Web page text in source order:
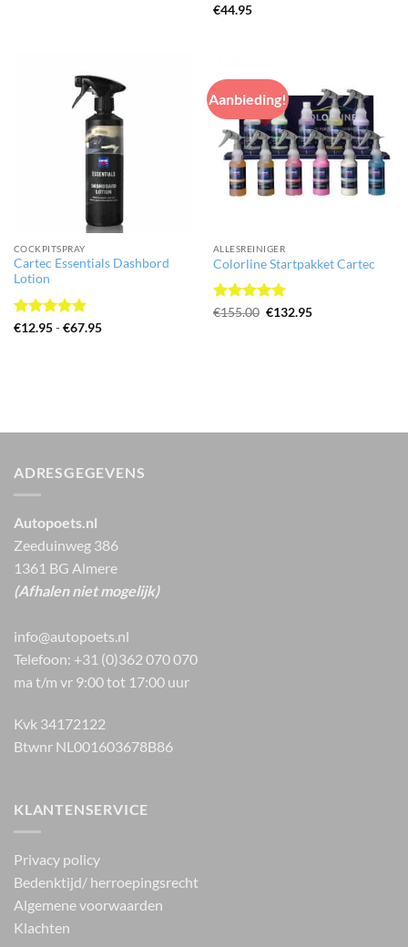
Gewaardeerd
€44.95
COCKPITSPRAY
Cartec Essentials Dashbord
Lotion
Gewaardeerd
€12.95 - €67.95Prijsklasse:
Aanbieding!
ALLESREINIGER
Colorline Startpakket Cartec
Gewaardeerd
€155.00 Oorspronkelijke
€132.95Huidige
ADRESGEGEVENS
Autopoets.nl
Zeeduinweg 386
1361 BG Almere
(Afhalen niet mogelijk)
info@autopoets.nl
Telefoon: +31 (0)362 070 070
ma t/m vr 9:00 tot 17:00 uur
Kvk 34172122
Btwnr NL001603678B86
KLANTENSERVICE
Privacy policy
Bedenktijd/ herroepingsrecht
Algemene voorwaarden
Klachten